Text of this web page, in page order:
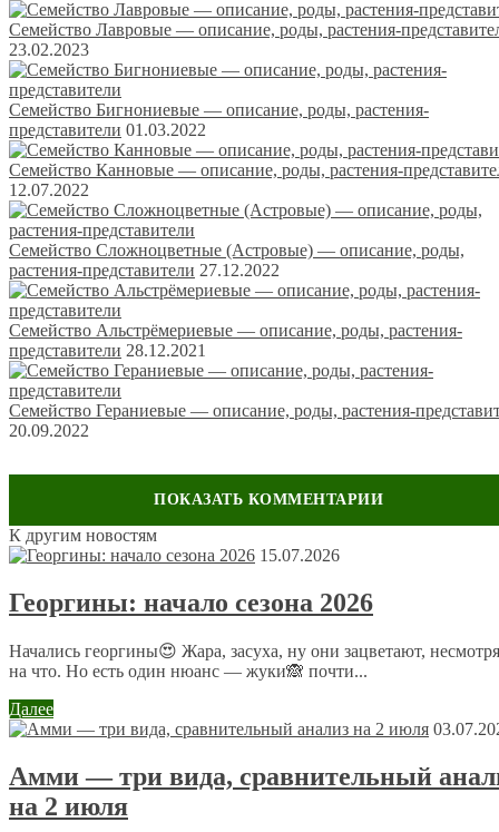
Семейство Лавровые — описание, роды, растения-
23.02.2023
Семейство Бигнониевые — описание, роды, растения-
представители 01.03.2022
Семейство Канновые — описание, роды, растения-
12.07.2022
Семейство Сложноцветные (Астровые) — описание, роды,
растения-представители 27.12.2022
Семейство Альстрёмериевые — описание, роды, растения-
представители 28.12.2021
Семейство Гераниевые — описание, роды, растения-
20.09.2022
Оставить комментарий
Ваш адрес email не будет опубликован.
Обязательные поля
помечены*
Комментарий*
К другим новостям
15.07.2026
Георгины: начало сезона 2026
Начались георгины😍 Жара, засуха, ну они зацветают,
на что. Но есть один нюанс — жуки🙈 почти...
Далее
Амми — три вида, сравнительный
на 2 июля